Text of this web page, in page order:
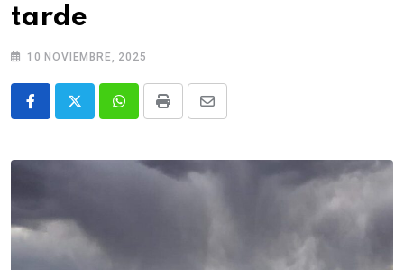
tarde
10 NOVIEMBRE, 2025
WhatsappPrint
Share
Email